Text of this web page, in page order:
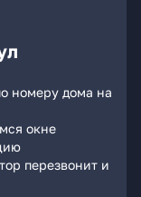
номеру дома на
окне
перезвонит и